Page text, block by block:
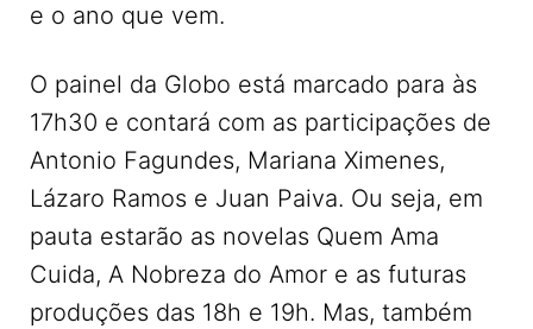
e o ano que vem.
O painel da Globo está marcado para às
17h30 e contará com as participações de
Antonio Fagundes, Mariana Ximenes,
Lázaro Ramos e Juan Paiva. Ou seja, em
pauta estarão as novelas Quem Ama
Cuida, A Nobreza do Amor e as futuras
produções das 18h e 19h. Mas, também